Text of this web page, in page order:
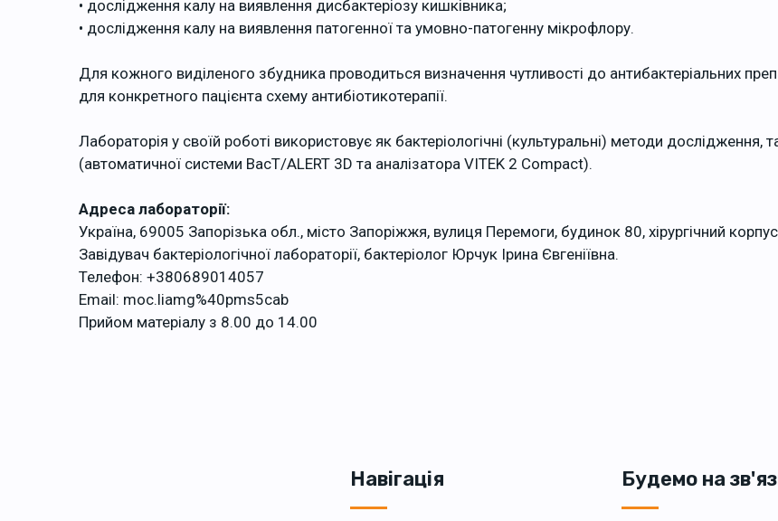
• дослідження калу на виявлення дисбактеріозу кишківника;
• дослідження калу на виявлення патогенної та умовно-патогенну мікрофлору.
Для кожного виділеного збудника проводиться визначення чутливості до антибактеріальних
для конкретного пацієнта схему антибіотикотерапії.
Лабораторія у своїй роботі використовує як бактеріологічні (культуральні) методи дослідження,
(автоматичної системи BacT/ALERT 3D та аналізатора VITEK 2 Compact).
Адреса лабораторії:
Україна, 69005 Запорізька обл., місто Запоріжжя, вулиця Перемоги, будинок 80, хірургічний
Завідувач бактеріологічної лабораторії, бактеріолог Юрчук Ірина Євгеніївна.
Телефон: +380689014057
Email: moc.liamg%40pms5cab
Прийом матеріалу з 8.00 до 14.00
Навігація Будемо на